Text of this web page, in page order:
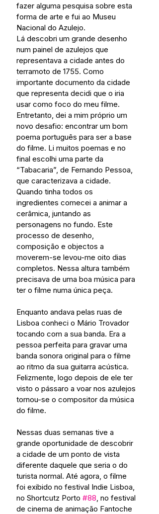
fazer alguma pesquisa sobre esta
forma de arte e fui ao Museu
Nacional do Azulejo.
Lá descobri um grande desenho
num painel de azulejos que
representava a cidade antes do
terramoto de 1755. Como
importante documento da cidade
que representa decidi que o iria
usar como foco do meu filme.
Entretanto, dei a mim próprio um
novo desafio: encontrar um bom
poema português para ser a base
do filme. Li muitos poemas e no
final escolhi uma parte da
“Tabacaria”, de Fernando Pessoa,
que caracterizava a cidade.
Quando tinha todos os
ingredientes comecei a animar a
cerâmica, juntando as
personagens no fundo. Este
processo de desenho,
composição e objectos a
moverem-se levou-me oito dias
completos. Nessa altura também
precisava de uma boa música para
ter o filme numa única peça.
Enquanto andava pelas ruas de
Lisboa conheci o Mário Trovador
tocando com a sua banda. Era a
pessoa perfeita para gravar uma
banda sonora original para o filme
ao ritmo da sua guitarra acústica.
Felizmente, logo depois de ele ter
visto o pássaro a voar nos azulejos
tornou-se o compositor da música
do filme.
Nessas duas semanas tive a
grande oportunidade de descobrir
a cidade de um ponto de vista
diferente daquele que seria o do
turista normal. Até agora, o filme
foi exibido no festival Indie Lisboa,
no Shortcutz Porto #88 , no festival
de cinema de animação Fantoche